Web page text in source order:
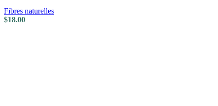
Fibres naturelles
$18.00